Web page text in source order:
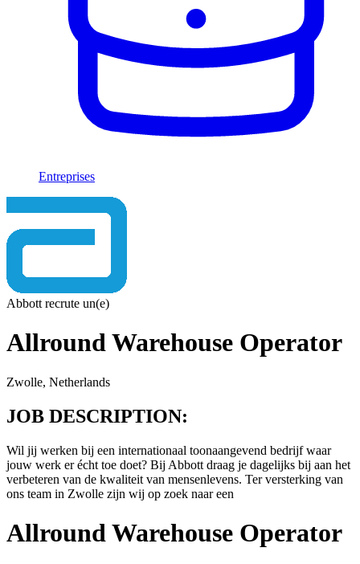
Entreprises
Abbott recrute un(e)
Allround Warehouse Operator
Zwolle, Netherlands
JOB DESCRIPTION:
Wil jij werken bij een internationaal toonaangevend bedrijf waar
jouw werk er écht toe doet? Bij Abbott draag je dagelijks bij aan het
verbeteren van de kwaliteit van mensenlevens. Ter versterking van
ons team in Zwolle zijn wij op zoek naar een
Allround Warehouse Operator